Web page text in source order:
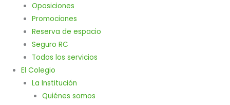
Oposiciones
Promociones
Reserva de espacio
Seguro RC
Todos los servicios
El Colegio
La Institución
Quiénes somos